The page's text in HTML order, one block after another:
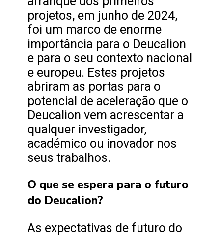
projetos, em junho de 2024,
foi um marco de enorme
importância para o Deucalion
e para o seu contexto nacional
e europeu. Estes projetos
abriram as portas para o
potencial de aceleração que o
Deucalion vem acrescentar a
qualquer investigador,
académico ou inovador nos
seus trabalhos.
O que se espera para o futuro
do Deucalion?
As expectativas de futuro do